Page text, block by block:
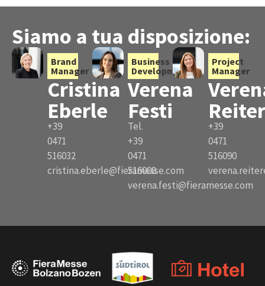
Siamo a tua disposizione:
Brand
Manager
Cristina
Eberle
+39
0471
516032
cristina.eberle@fieramesse.com
Business
Development
Verena
Festi
Tel.
+39
0471
516008
verena.festi@fieramesse.com
Project
Manager
+39
0471
516090